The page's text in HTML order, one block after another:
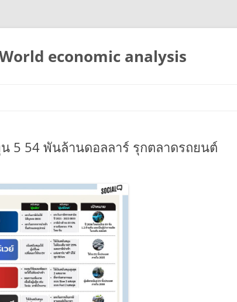
economic analysis
5 54 พันล้านดอลลาร์ รุกตลาดรถยนต์